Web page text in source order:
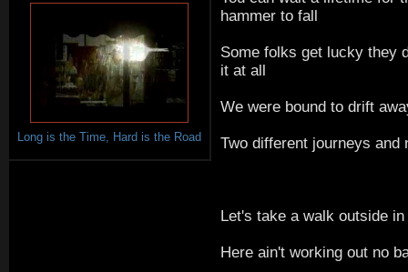
Long is the Time, Hard is the Road
hammer to fall
Some folks get lucky they
it at all
We were bound to drift
Two different journeys and
Let's take a walk outside
Here ain't working out no